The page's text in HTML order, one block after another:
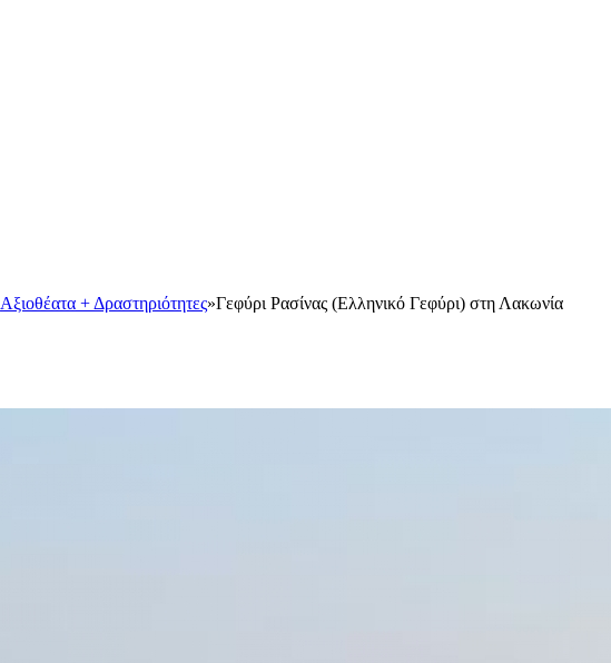
Αξιοθέατα + Δραστηριότητες»Γεφύρι Ρασίνας (Ελληνικό Γεφύρι) στη Λακωνία